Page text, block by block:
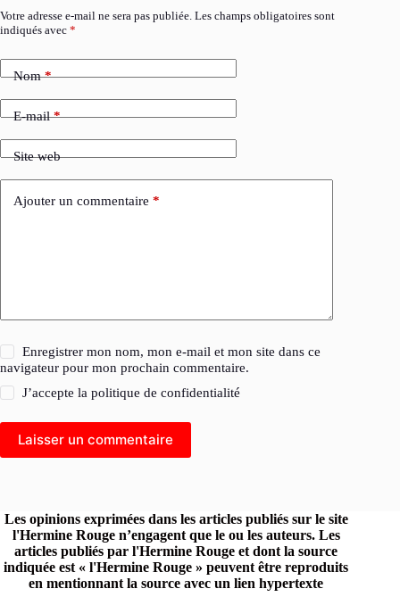
Votre adresse e-mail ne sera pas publiée. Les champs obligatoires sont
indiqués avec *
Nom*
E-mail*
Site web
Ajouter un commentaire *
Enregistrer mon nom, mon e-mail et mon site dans ce
navigateur pour mon prochain commentaire.
J’accepte lapolitique de confidentialité
Laisser un commentaire
Les opinions exprimées dans les articles publiés sur le site
l'Hermine Rouge n’engagent que le ou les auteurs. Les
articles publiés par l'Hermine Rouge et dont la source
indiquée est « l'Hermine Rouge » peuvent être reproduits
en mentionnant la source avec un lien hypertexte